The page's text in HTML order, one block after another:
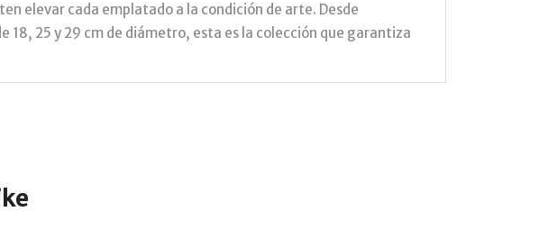
elevar cada emplatado a la condición de arte. Desde
25 y 29 cm de diámetro, esta es la colección que garantiza